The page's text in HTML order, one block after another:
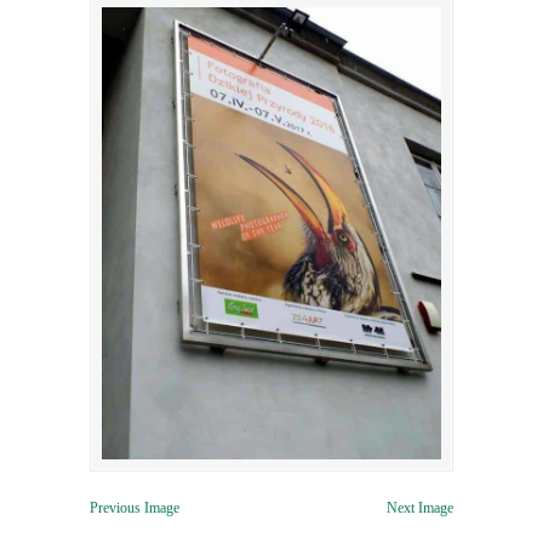
Previous Image Next Image